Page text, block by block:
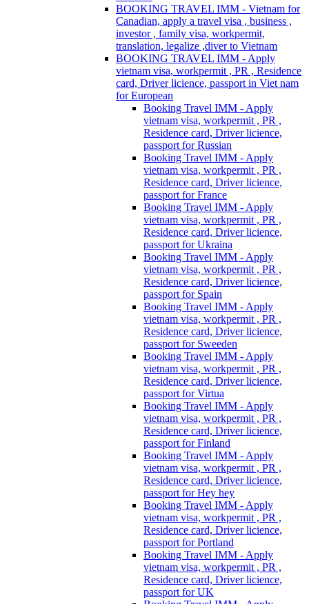
BOOKING TRAVEL IMM - Vietnam for
Canadian, apply a travel visa , business ,
investor , family visa, workpermit,
translation, legalize ,diver to Vietnam
BOOKING TRAVEL IMM - Apply
vietnam visa, workpermit , PR , Residence
card, Driver licience, passport in Viet nam
for European
Booking Travel IMM - Apply
vietnam visa, workpermit , PR ,
Residence card, Driver licience,
passport for Russian
Booking Travel IMM - Apply
vietnam visa, workpermit , PR ,
Residence card, Driver licience,
passport for France
Booking Travel IMM - Apply
vietnam visa, workpermit , PR ,
Residence card, Driver licience,
passport for Ukraina
Booking Travel IMM - Apply
vietnam visa, workpermit , PR ,
Residence card, Driver licience,
passport for Spain
Booking Travel IMM - Apply
vietnam visa, workpermit , PR ,
Residence card, Driver licience,
passport for Sweeden
Booking Travel IMM - Apply
vietnam visa, workpermit , PR ,
Residence card, Driver licience,
passport for Virtua
Booking Travel IMM - Apply
vietnam visa, workpermit , PR ,
Residence card, Driver licience,
passport for Finland
Booking Travel IMM - Apply
vietnam visa, workpermit , PR ,
Residence card, Driver licience,
passport for Hey hey
Booking Travel IMM - Apply
vietnam visa, workpermit , PR ,
Residence card, Driver licience,
passport for Portland
Booking Travel IMM - Apply
vietnam visa, workpermit , PR ,
Residence card, Driver licience,
passport for UK